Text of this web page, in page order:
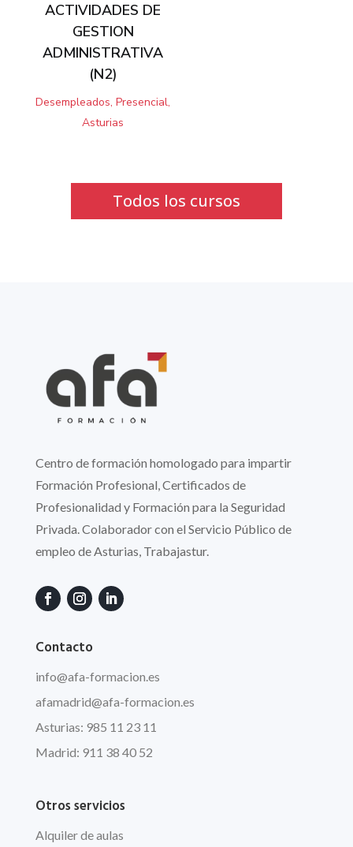
ACTIVIDADES DE
GESTION
ADMINISTRATIVA
(N2)
Desempleados, Presencial,
Asturias
Todos los cursos
Centro de formación homologado para impartir
Formación Profesional, Certificados de
Profesionalidad y Formación para la Seguridad
Privada. Colaborador con el Servicio Público de
empleo de Asturias, Trabajastur.
Contacto
info@afa-formacion.es
afamadrid@afa-formacion.es
Asturias: 985 11 23 11
Madrid: 911 38 40 52
Otros servicios
Alquiler de aulas